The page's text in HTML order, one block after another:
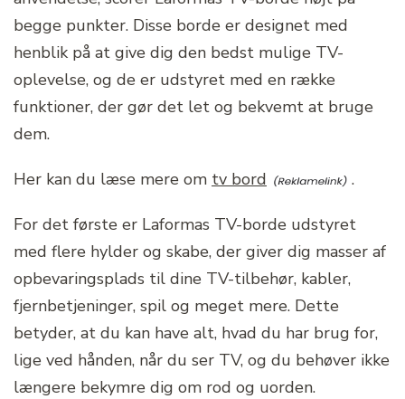
begge punkter. Disse borde er designet med
henblik på at give dig den bedst mulige TV-
oplevelse, og de er udstyret med en række
funktioner, der gør det let og bekvemt at bruge
dem.
Her kan du læse mere om tv bord .
For det første er Laformas TV-borde udstyret
med flere hylder og skabe, der giver dig masser af
opbevaringsplads til dine TV-tilbehør, kabler,
fjernbetjeninger, spil og meget mere. Dette
betyder, at du kan have alt, hvad du har brug for,
lige ved hånden, når du ser TV, og du behøver ikke
længere bekymre dig om rod og uorden.